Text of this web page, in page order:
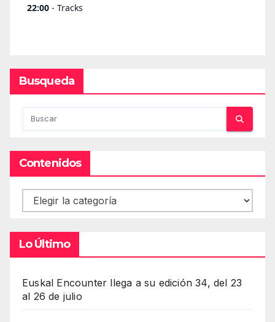
Busqueda
Contenidos
Contenidos
Lo Último
Euskal Encounter llega a su edición 34, del 23
al 26 de julio